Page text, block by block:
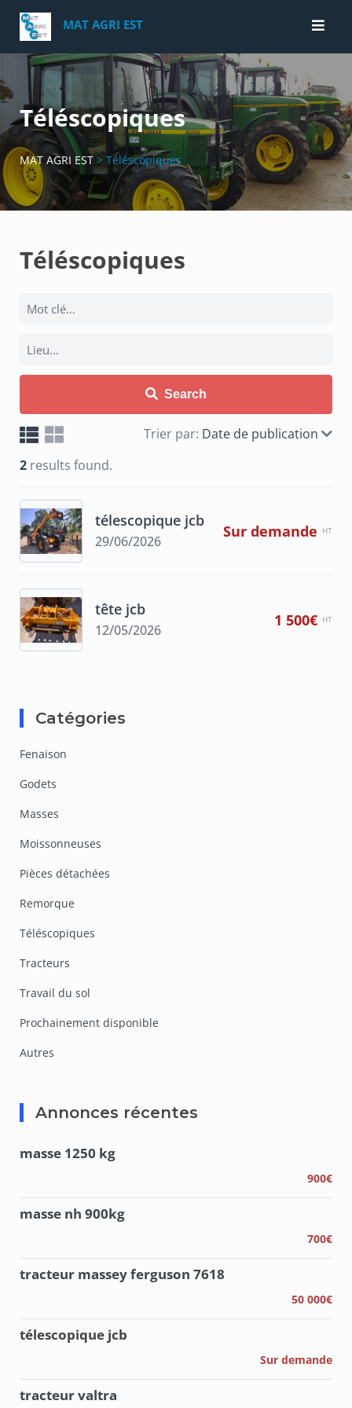
Skip
content
MAT AGRI EST
Téléscopiques
MAT AGRI EST > Téléscopiques
Téléscopiques
Search
Trier par: Date de publication
2 results found.
télescopique jcb
29/06/2026
Sur demande
tête jcb
12/05/2026
1 500€
Catégories
Fenaison
Godets
Masses
Moissonneuses
Pièces détachées
Remorque
Téléscopiques
Tracteurs
Travail du sol
Prochainement disponible
Autres
Annonces récentes
masse 1250 kg
900€
masse nh 900kg
700€
tracteur massey ferguson 7618
50 000€
télescopique jcb
Sur demande
tracteur valtra